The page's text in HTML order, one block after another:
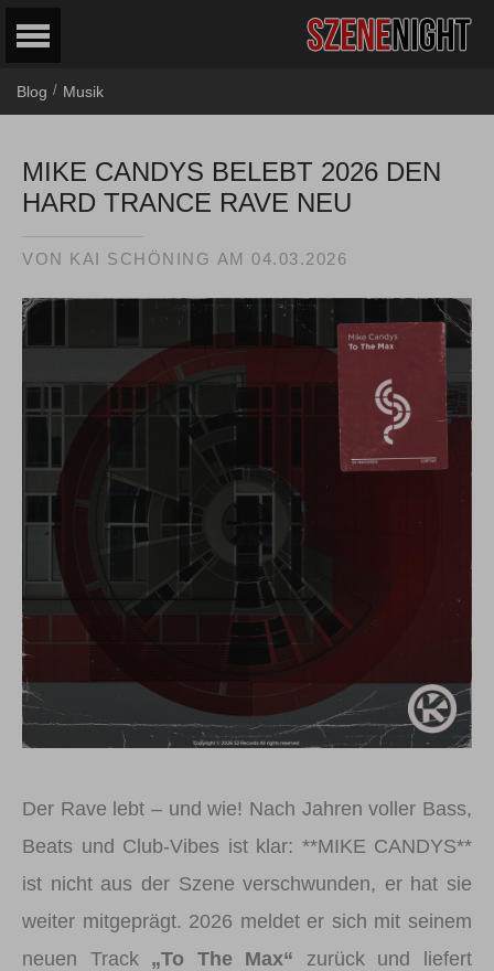
Blog / Musik
MIKE CANDYS BELEBT 2026 DEN
HARD TRANCE RAVE NEU
VON KAI SCHÖNING AM 04.03.2026
Der Rave lebt – und wie! Nach Jahren voller Bass,
Beats und Club-Vibes ist klar: **MIKE CANDYS**
ist nicht aus der Szene verschwunden, er hat sie
weiter mitgeprägt. 2026 meldet er sich mit seinem
neuen Track „To The Max“ zurück und liefert